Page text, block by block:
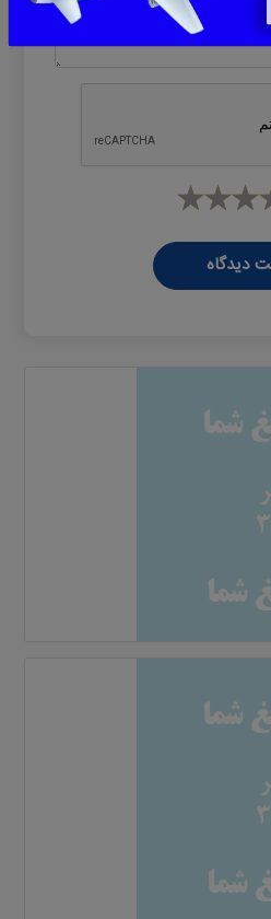
دیدگاه